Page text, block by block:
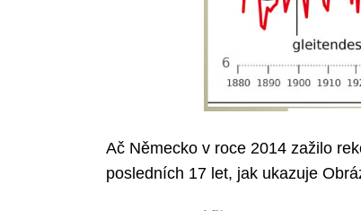
Ač Německo v roce 2014 zažilo
posledních 17 let, jak ukazuje